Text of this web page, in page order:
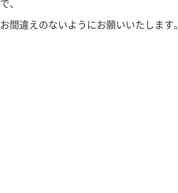
で、
お間違えのないようにお願いいたします。